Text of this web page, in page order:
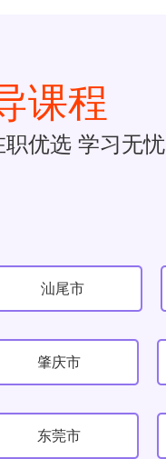
课程
优选 学习无忧
汕尾市
肇庆市
东莞市